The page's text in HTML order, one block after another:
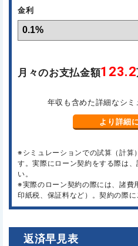
金利
月々のお支払金額123.2
年収も含めた詳細なシ
より詳細
※シミュレーションでの試算（計算
す。実際にローン契約をする際は
い。
※実際のローン契約の際には、諸費
印紙税、保証料など）。契約の際に
返済早見表